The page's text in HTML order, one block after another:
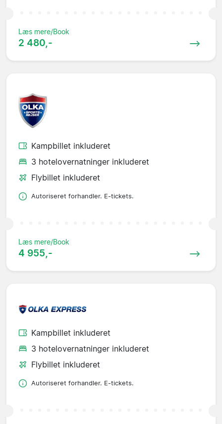
Læs mere/Book
2 480,-
Kampbillet inkluderet
3 hotelovernatninger inkluderet
Flybillet inkluderet
Autoriseret forhandler. E-tickets.
Læs mere/Book
4 955,-
Kampbillet inkluderet
3 hotelovernatninger inkluderet
Flybillet inkluderet
Autoriseret forhandler. E-tickets.